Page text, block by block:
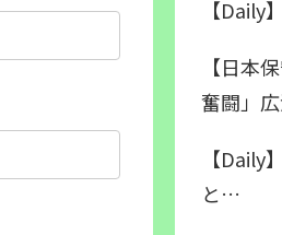
【Daily
【日本
奮闘」
【Daily
と…